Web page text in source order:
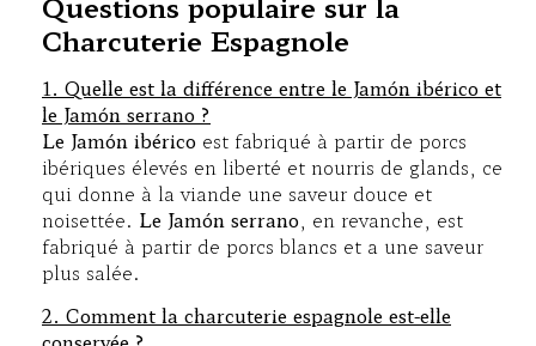
Charcuterie Espagnole
1. Quelle est la différence entre le Jamón ibérico et
le Jamón serrano ?
Le Jamón ibérico est fabriqué à partir de porcs
ibériques élevés en liberté et nourris de glands, ce
qui donne à la viande une saveur douce et
noisettée. Le Jamón serrano , en revanche, est
fabriqué à partir de porcs blancs et a une saveur
plus salée.
2. Comment la charcuterie espagnole est-elle